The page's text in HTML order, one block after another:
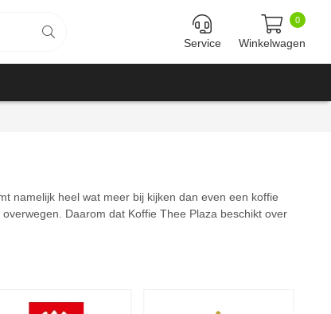
Winkelwagen
0
Service
namelijk heel wat meer bij kijken dan even een koffie
Daarom dat Koffie Thee Plaza beschikt over